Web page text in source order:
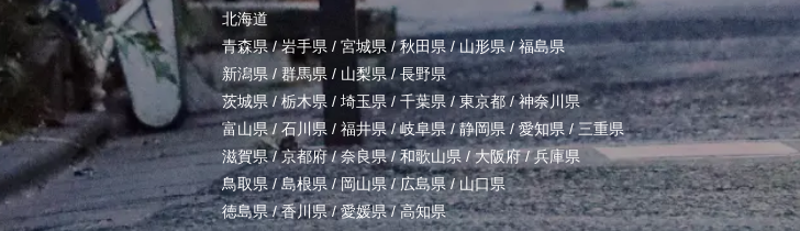
北海道
青森県/岩手県 / 宮城県 /秋田県 /山形県/福島県
新潟県 / 群馬県 / 山梨県/長野県
茨城県 / 栃木県 / 埼玉県/ 千葉県 /東京都/神奈川県
富山県/ 石川県 / 福井県/岐阜県/静岡県/ 愛知県 / 三重県
滋賀県/京都府/奈良県/和歌山県 /大阪府/兵庫県
鳥取県/島根県/岡山県/広島県/山口県
徳島県/香川県/愛媛県/高知県